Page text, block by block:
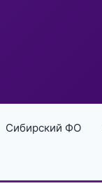
Сибирский ФО